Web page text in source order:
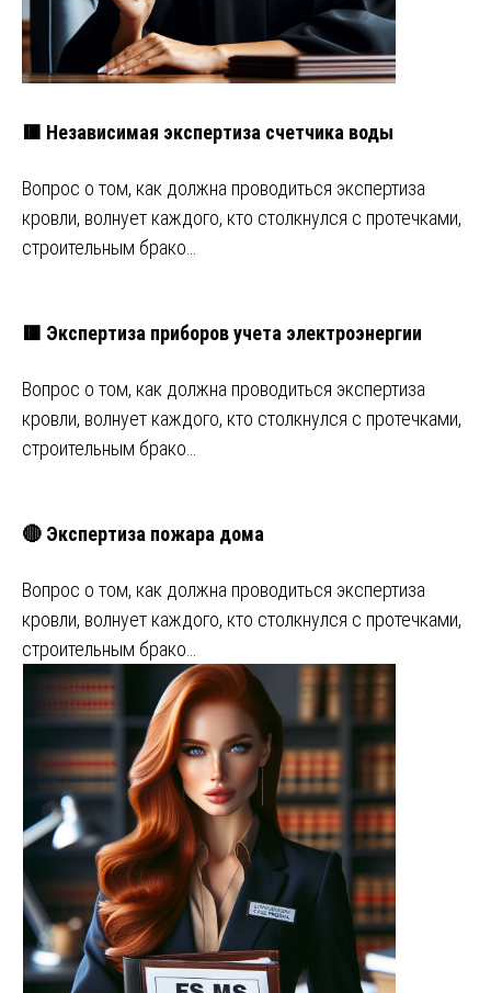
🟥 Независимая экспертиза счетчика воды
Вопрос о том, как должна проводиться экспертиза
кровли, волнует каждого, кто столкнулся с протечками,
строительным брако…
🟥 Экспертиза приборов учета электроэнергии
Вопрос о том, как должна проводиться экспертиза
кровли, волнует каждого, кто столкнулся с протечками,
строительным брако…
🔴 Экспертиза пожара дома
Вопрос о том, как должна проводиться экспертиза
кровли, волнует каждого, кто столкнулся с протечками,
строительным брако…